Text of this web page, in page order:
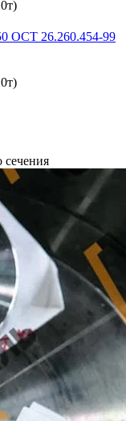
ОСТ 26.260.454-99
сечения